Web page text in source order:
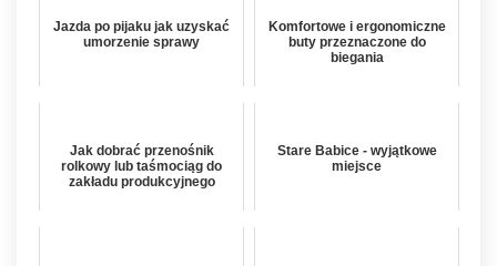
Jazda po pijaku jak uzyskać
umorzenie sprawy
Komfortowe i ergonomiczne
buty przeznaczone do
biegania
Jak dobrać przenośnik
rolkowy lub taśmociąg do
zakładu produkcyjnego
Stare Babice - wyjątkowe
miejsce